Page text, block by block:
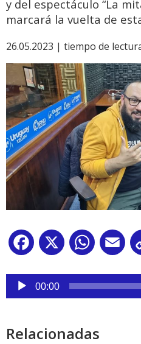
y del espectáculo “La
marcará la vuelta de
26.05.2023 | tiempo de
Facebook
X
Reproductor
audio
00:00
Relacionadas